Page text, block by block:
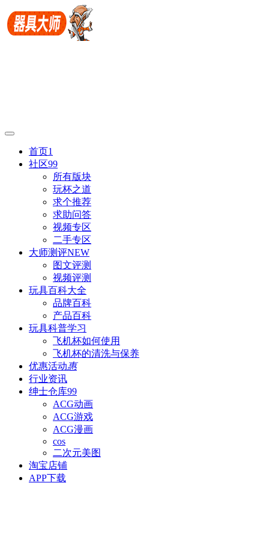
首页1
社区99
所有版块
玩杯之道
求个推荐
求助问答
视频专区
二手专区
大师测评NEW
图文评测
视频评测
玩具百科大全
品牌百科
产品百科
玩具科普学习
飞机杯如何使用
飞机杯的清洗与保养
优惠活动惠
行业资讯
绅士仓库99
ACG动画
ACG游戏
ACG漫画
cos
二次元美图
淘宝店铺
APP下载